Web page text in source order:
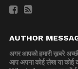
AUTHOR
अगर आपको हमारी ख़बरे
आप अपना कोई लेख या कोई